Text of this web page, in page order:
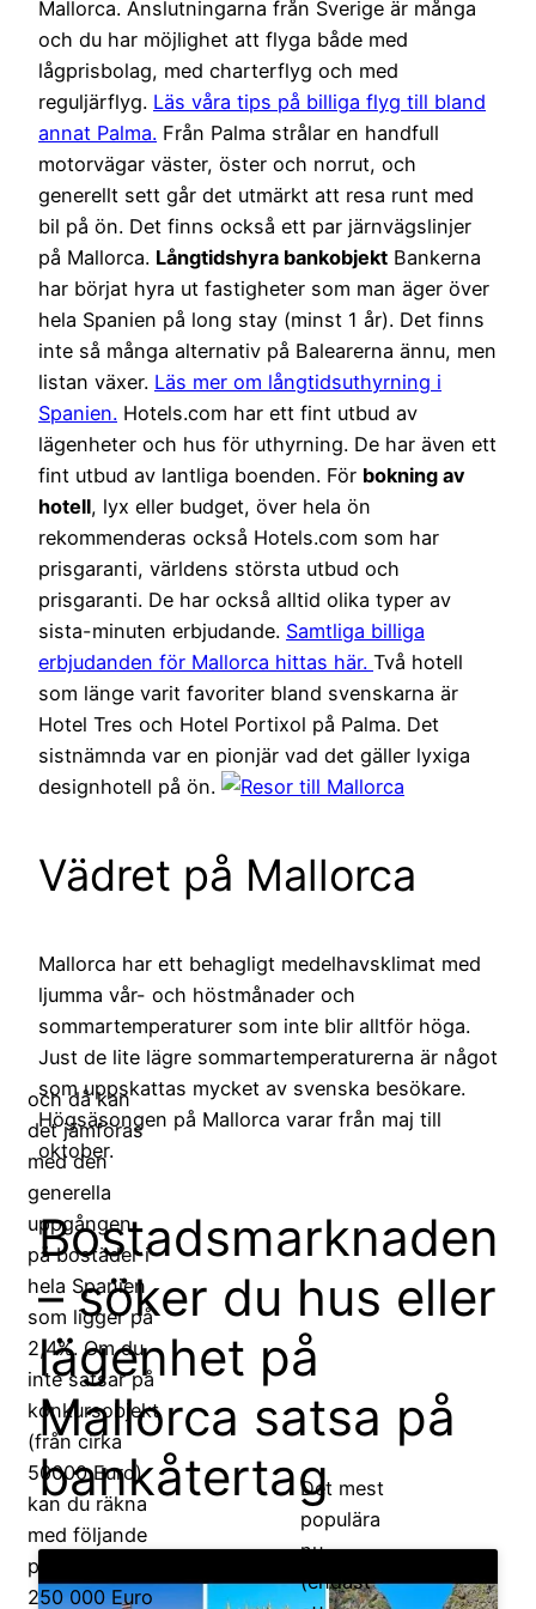
Mallorca. Anslutningarna från Sverige är många
och du har möjlighet att flyga både med
lågprisbolag, med charterflyg och med
reguljärflyg. Läs våra tips på billiga flyg till bland
annat Palma. Från Palma strålar en handfull
motorvägar väster, öster och norrut, och
generellt sett går det utmärkt att resa runt med
bil på ön. Det finns också ett par järnvägslinjer
på Mallorca. Långtidshyra bankobjekt Bankerna
har börjat hyra ut fastigheter som man äger över
hela Spanien på long stay (minst 1 år). Det finns
inte så många alternativ på Balearerna ännu, men
listan växer. Läs mer om långtidsuthyrning i
Spanien. Hotels.com har ett fint utbud av
lägenheter och hus för uthyrning. De har även ett
fint utbud av lantliga boenden. För bokning av
hotell, lyx eller budget, över hela ön
rekommenderas också Hotels.com som har
prisgaranti, världens största utbud och
prisgaranti. De har också alltid olika typer av
sista-minuten erbjudande. Samtliga billiga
erbjudanden för Mallorca hittas här. Två hotell
som länge varit favoriter bland svenskarna är
Hotel Tres och Hotel Portixol på Palma. Det
sistnämnda var en pionjär vad det gäller lyxiga
designhotell på ön.
Vädret på Mallorca
Mallorca har ett behagligt medelhavsklimat med
ljumma vår- och höstmånader och
sommartemperaturer som inte blir alltför höga.
Just de lite lägre sommartemperaturerna är något
som uppskattas mycket av svenska besökare.
Högsäsongen på Mallorca varar från maj till
oktober.
Bostadsmarknaden
– söker du hus eller
lägenhet på
Mallorca satsa på
bankåtertag
och då kan
det jämföras
med den
generella
uppgången
på bostäder i
hela Spanien
som ligger på
2,4%. Om du
inte satsar på
konkursobjekt
(från cirka
50000 Euro)
kan du räkna
med följande
priser i Palma.
250 000 Euro
Det mest
populära
nu
(endast